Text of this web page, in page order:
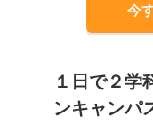
今
１日で２学
ンキャンパ